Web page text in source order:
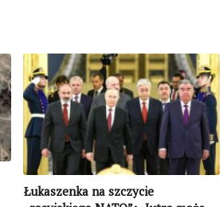
Łukaszenka na szczycie